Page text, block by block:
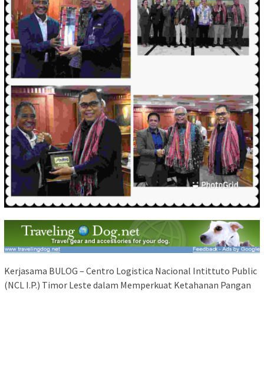
Kerjasama BULOG – Centro Logistica Nacional Intittuto Public
(NCL I.P.) Timor Leste dalam Memperkuat Ketahanan Pangan